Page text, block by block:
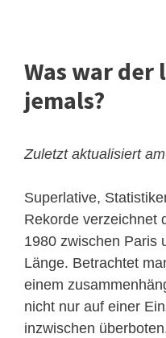
Was war der
jemals?
Zuletzt aktualisiert
Superlative,
Rekorde verzeichnet
1980 zwischen Paris
Länge. Betrachtet
einem
nicht nur auf einer
inzwischen